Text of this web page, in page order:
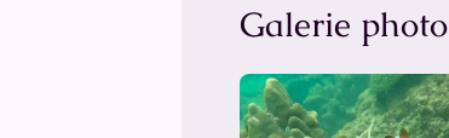
Galerie photo